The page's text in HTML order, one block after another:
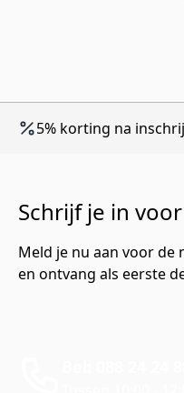
5% korting na
Schrijf je in
Meld je nu aan voor de
en ontvang als eerste